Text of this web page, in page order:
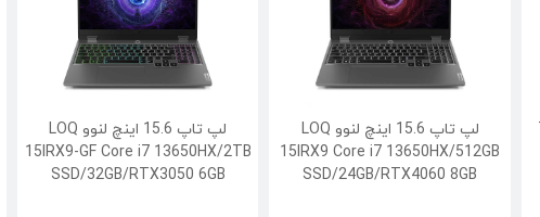
لپ تاپ 15.6 اینچ لنوو LOQ
15IRX9 Core i7 13650HX/512GB
SSD/24GB/RTX4060 8GB
لپ تاپ 15.6 اینچ لنوو LOQ
15IRX9-GF Core i7 13650HX/2TB
SSD/32GB/RTX3050 6GB